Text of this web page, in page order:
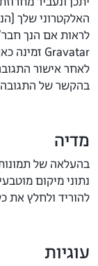
לראות אם הנך
לאחר אישור
בהקשר של
מדיה
בהעלאה של
להוריד ולחלץ את
עוגיות